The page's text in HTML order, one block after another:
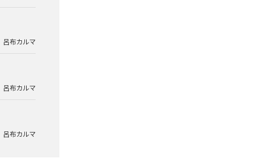
呂布カルマ
呂布カルマ
呂布カルマ